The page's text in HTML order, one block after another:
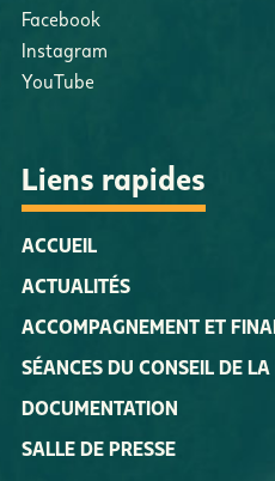
Facebook
Instagram
YouTube
Liens rapides
ACCUEIL
ACTUALITÉS
ACCOMPAGNEMENT ET
SÉANCES DU CONSEIL DE LA
DOCUMENTATION
SALLE DE PRESSE